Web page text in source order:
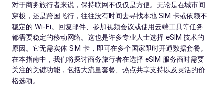
对于商务旅行者来说，保持联网不仅仅是方便。无论是在城市间
穿梭，还是跨国飞行，往往没有时间去寻找本地 SIM 卡或依赖不
稳定的 Wi-Fi。回复邮件、参加视频会议或使用云端工具等任务
都需要稳定的移动网络。这也是许多专业人士选择 eSIM 技术的
原因。它无需实体 SIM 卡，即可在多个国家即时开通数据套餐。
在本指南中，我们将探讨商务旅行者在选择 eSIM 服务商时需要
关注的关键功能，包括大流量套餐、热点共享支持以及灵活的价
格选项。